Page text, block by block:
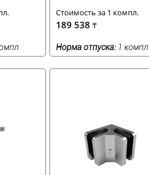
Стоимость за 1 компл.
189 538 ₸
Норма отпуска:1 компл